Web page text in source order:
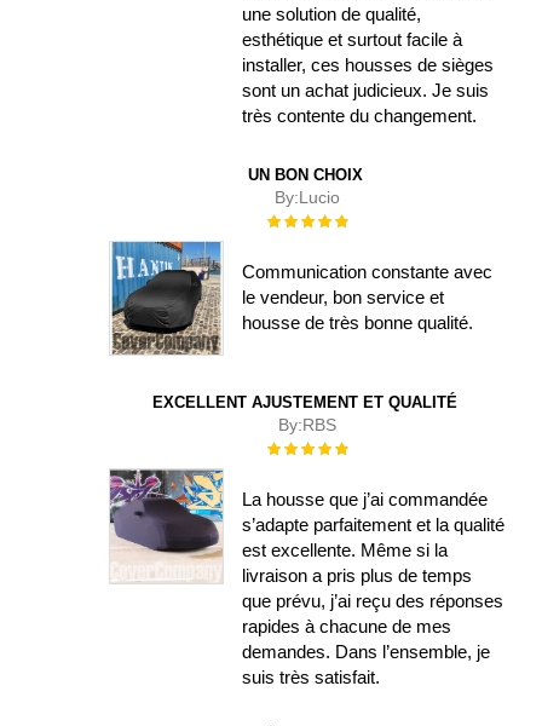
une solution de qualité,
esthétique et surtout facile à
installer, ces housses de sièges
sont un achat judicieux. Je suis
très contente du changement.
UN BON CHOIX
By:Lucio
Évaluation :
Communication constante avec
le vendeur, bon service et
housse de très bonne qualité.
EXCELLENT AJUSTEMENT ET QUALITÉ
By:RBS
Évaluation :
La housse que j’ai commandée
s’adapte parfaitement et la qualité
est excellente. Même si la
livraison a pris plus de temps
que prévu, j’ai reçu des réponses
rapides à chacune de mes
demandes. Dans l’ensemble, je
suis très satisfait.